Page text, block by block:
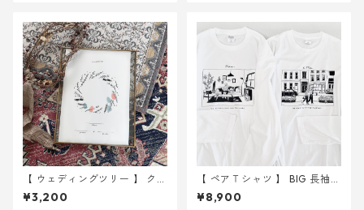
【 ウェディングツリー 】 クリ
スマスリース A4サイズ 用紙
のみ ｜ 結婚式 ウェディング
¥3,200
【 ペアＴシャツ 】 BIG 長袖Ｔ
シャツ
¥8,900